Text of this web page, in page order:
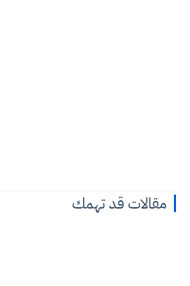
مقالات قد تهمك